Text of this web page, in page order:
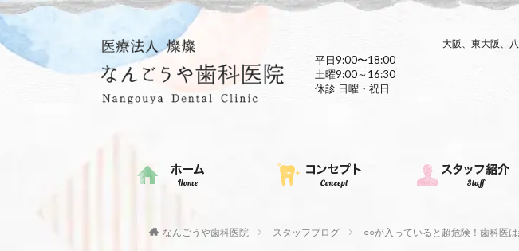
大阪、東大阪、
平日9:00〜18:00
土曜9:00～16:30
休診 日曜・祝日
なんごうや歯科医院 スタッフブログ ○○が入っていると超危険！歯科医